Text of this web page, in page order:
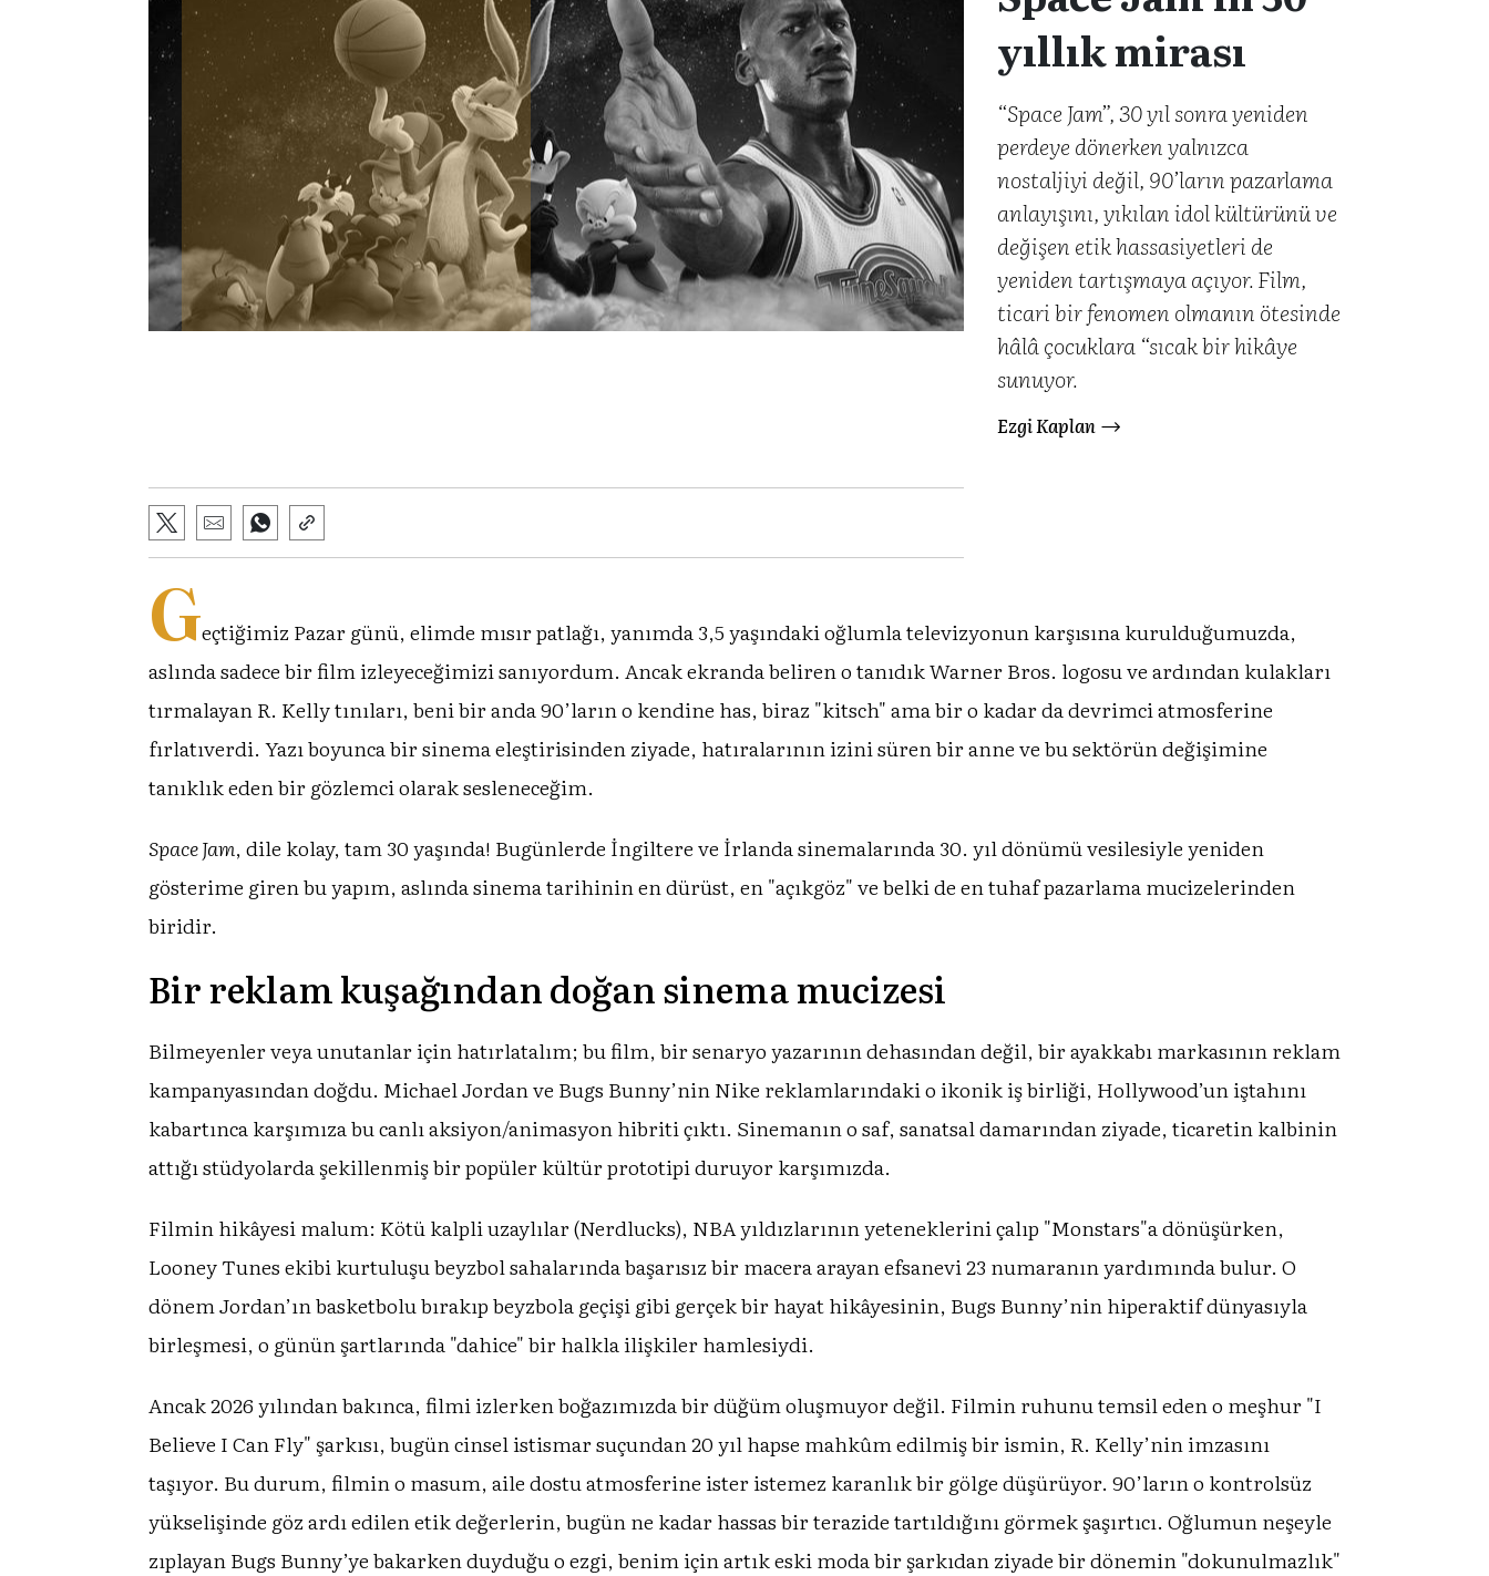
yıllık mirası
“Space Jam”, 30 yıl sonra yeniden
perdeye dönerken yalnızca
nostaljiyi değil, 90’ların pazarlama
anlayışını, yıkılan idol kültürünü ve
değişen etik hassasiyetleri de
yeniden tartışmaya açıyor. Film,
ticari bir fenomen olmanın ötesinde
hâlâ çocuklara “sıcak bir hikâye
sunuyor.
Ezgi Kaplan
Geçtiğimiz Pazar günü, elimde mısır patlağı, yanımda 3,5 yaşındaki oğlumla televizyonun karşısına kurulduğumuzda,
aslında sadece bir film izleyeceğimizi sanıyordum. Ancak ekranda beliren o tanıdık Warner Bros. logosu ve ardından kulakları
tırmalayan R. Kelly tınıları, beni bir anda 90’ların o kendine has, biraz "kitsch" ama bir o kadar da devrimci atmosferine
fırlatıverdi. Yazı boyunca bir sinema eleştirisinden ziyade, hatıralarının izini süren bir anne ve bu sektörün değişimine
tanıklık eden bir gözlemci olarak sesleneceğim.
Space Jam, dile kolay, tam 30 yaşında! Bugünlerde İngiltere ve İrlanda sinemalarında 30. yıl dönümü vesilesiyle yeniden
gösterime giren bu yapım, aslında sinema tarihinin en dürüst, en "açıkgöz" ve belki de en tuhaf pazarlama mucizelerinden
biridir.
Bir reklam kuşağından doğan sinema mucizesi
Bilmeyenler veya unutanlar için hatırlatalım; bu film, bir senaryo yazarının dehasından değil, bir ayakkabı markasının reklam
kampanyasından doğdu. Michael Jordan ve Bugs Bunny’nin Nike reklamlarındaki o ikonik iş birliği, Hollywood’un iştahını
kabartınca karşımıza bu canlı aksiyon/animasyon hibriti çıktı. Sinemanın o saf, sanatsal damarından ziyade, ticaretin kalbinin
attığı stüdyolarda şekillenmiş bir popüler kültür prototipi duruyor karşımızda.
Filmin hikâyesi malum: Kötü kalpli uzaylılar (Nerdlucks), NBA yıldızlarının yeteneklerini çalıp "Monstars"a dönüşürken,
Looney Tunes ekibi kurtuluşu beyzbol sahalarında başarısız bir macera arayan efsanevi 23 numaranın yardımında bulur. O
dönem Jordan’ın basketbolu bırakıp beyzbola geçişi gibi gerçek bir hayat hikâyesinin, Bugs Bunny’nin hiperaktif dünyasıyla
birleşmesi, o günün şartlarında "dahice" bir halkla ilişkiler hamlesiydi.
Ancak 2026 yılından bakınca, filmi izlerken boğazımızda bir düğüm oluşmuyor değil. Filmin ruhunu temsil eden o meşhur "I
Believe I Can Fly" şarkısı, bugün cinsel istismar suçundan 20 yıl hapse mahkûm edilmiş bir ismin, R. Kelly’nin imzasını
taşıyor. Bu durum, filmin o masum, aile dostu atmosferine ister istemez karanlık bir gölge düşürüyor. 90’ların o kontrolsüz
yükselişinde göz ardı edilen etik değerlerin, bugün ne kadar hassas bir terazide tartıldığını görmek şaşırtıcı. Oğlumun neşeyle
zıplayan Bugs Bunny’ye bakarken duyduğu o ezgi, benim için artık eski moda bir şarkıdan ziyade bir dönemin "dokunulmazlık"